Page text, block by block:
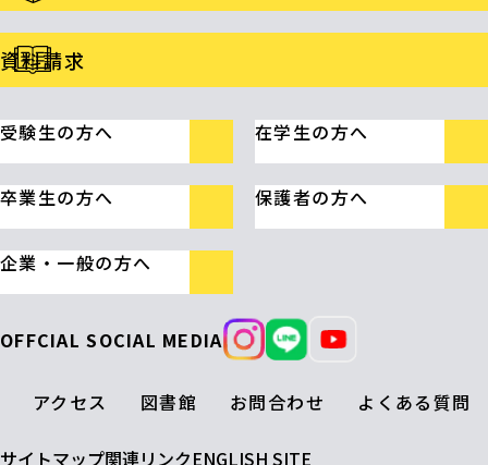
資料請求
受験生の方へ 在学生の方へ
卒業生の方へ 保護者の方へ
企業・一般の方へ
OFFCIAL SOCIAL MEDIA
アクセス 図書館 お問合わせ よくある質問
サイトマップ関連リンクENGLISH SITE